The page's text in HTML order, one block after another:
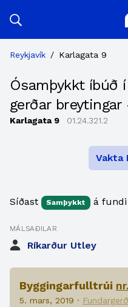
Reykjavík / Karlagata 9
Ósamþykkt íbúð
gerðar
Karlagata 9 01.24.321.2
Vakta
Síðast Samþykkt á
MÁLSAÐILAR
Ríkarður Utley
Byggingarfulltrúi
5. mars, 2019 · Fundargerð